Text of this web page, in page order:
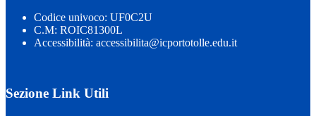
Codice univoco: UF0C2U
C.M: ROIC81300L
Accessibilità: accessibilita@icportotolle.edu.it
Sezione Link Utili